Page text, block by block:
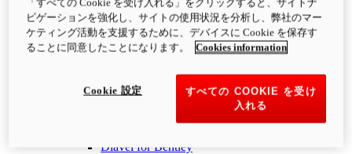
¥4,400,000 i
コンフィギュレーター 製品詳細
newV4 RS 100
12.2 kgm
最大トルク
装備重量（燃料を除く）
Diavel for Bentley
ビゲーションを強化し、サイトの使用状況を分析し、弊社のマー
ケティング活動を支援するために、デバイスに Cookie を保存す
ることに同意したことになります。
Cookies information
すべての COOKIE を受け
入れる
Cookie 設定